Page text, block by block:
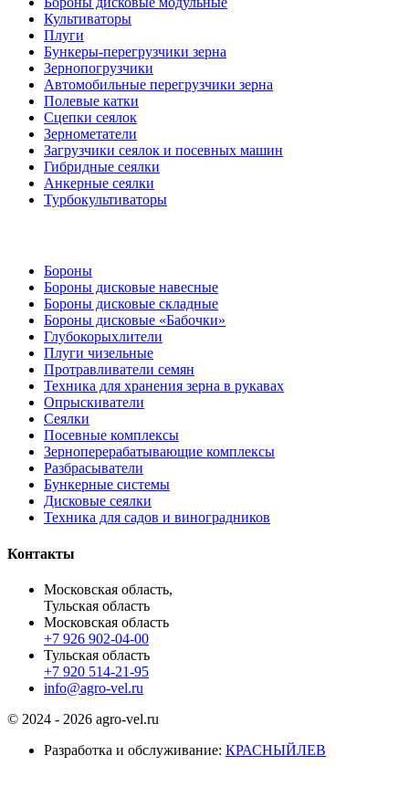
Культиваторы
Плуги
Бункеры-перегрузчики зерна
Зернопогрузчики
Автомобильные перегрузчики зерна
Полевые катки
Сцепки сеялок
Зернометатели
Загрузчики сеялок и посевных машин
Гибридные сеялки
Анкерные сеялки
Турбокультиваторы
Бороны
Бороны дисковые навесные
Бороны дисковые складные
Бороны дисковые «Бабочки»
Глубокорыхлители
Плуги чизельные
Протравливатели семян
Техника для хранения зерна в рукавах
Опрыскиватели
Сеялки
Посевные комплексы
Зерноперерабатывающие комплексы
Разбрасыватели
Бункерные системы
Дисковые сеялки
Техника для садов и виноградников
Контакты
Московская область,
Тульская область
Московская область
+7 926 902-04-00
Тульская область
+7 920 514-21-95
info@agro-vel.ru
© 2024 - 2026 agro-vel.ru
Разработка и обслуживание: КРАСНЫЙЛЕВ